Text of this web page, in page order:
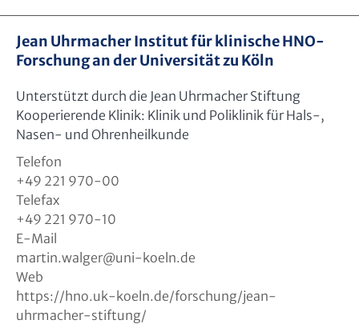
Jean Uhrmacher Institut für klinische HNO-
Forschung an der Universität zu Köln
Unterstützt durch die Jean Uhrmacher Stiftung
Kooperierende Klinik: Klinik und Poliklinik für Hals-,
Nasen- und Ohrenheilkunde
Telefon
+49 221 970-00
Telefax
+49 221 970-10
E-Mail
martin.walger@uni-koeln.de
Web
https://hno.uk-koeln.de/forschung/jean-
uhrmacher-stiftung/